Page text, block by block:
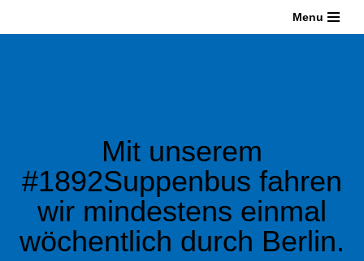
Menu
Mit unserem
#1892Suppenbus fahren
wir mindestens einmal
wöchentlich durch Berlin.